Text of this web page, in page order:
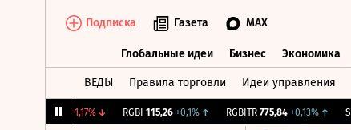
Подписка Газета MAX
Глобальные идеи Бизнес Экономика
ВЕДЫ Правила торговли Идеи управления
-1,17%↓ RGBI 115,26 +0,1%↑ RGBITR 775,84 +0,13%↑ SMLT